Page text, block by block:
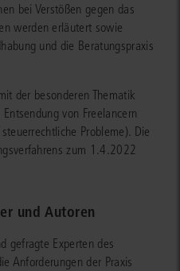
bei Verstößen gegen das
werden erläutert sowie
und die Beratungspraxis
der besonderen Thematik
von Freelancern
Probleme). Die
zum 1.4.2022
und Autoren
gefragte Experten des
Anforderungen der Praxis